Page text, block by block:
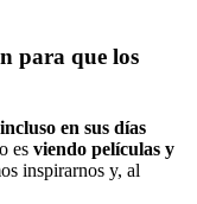
para que los
en sus días
es viendo películas y
inspirarnos y, al